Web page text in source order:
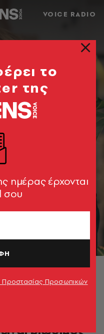
VOICE RADIO
βιώσιμος
το
της
ημέρας έρχονται
σου
Προστασίας Προσωπικών